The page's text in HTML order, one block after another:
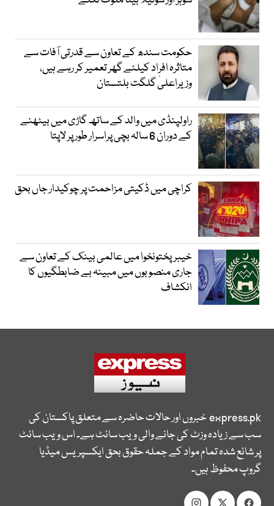
حکومت سندھ کے تعاون سے قدرتی آفات سے
متاثرہ افراد کیلئے گھر تعمیر کر رہے ہیں،
وزیراعلیٰ گلگت بلتستان
راولپنڈی میں والد کے ساتھ گاڑی میں بیٹھنے
کے دوران 6 سالہ بچی پراسرار طور پر لاپتا
کراچی میں ڈکیتی مزاحمت پر چوکیدار جاں بحق
خیبرپختونخوا میں عالمی بینک کے تعاون سے
جاری منصوبوں میں مبینہ بے ضابطگیوں کا
انکشاف
express.pkخبروں اور حالات حاضرہ سے متعلق پاکستان کی
سب سے زیادہ وزٹ کی جانے والی ویب سائٹ ہے۔ اس ویب سائٹ
پر شائع شدہ تمام مواد کے جملہ حقوق بحق ایکسپریس میڈیا
گروپ محفوظ ہیں۔